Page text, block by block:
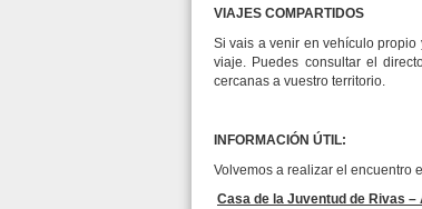
VIAJES COMPARTIDOS
Si vais a venir en vehículo propio
viaje. Puedes consultar el
cercanas a vuestro territorio.
INFORMACIÓN ÚTIL:
Volvemos a realizar el encuentro
Casa de la Juventud de Rivas –